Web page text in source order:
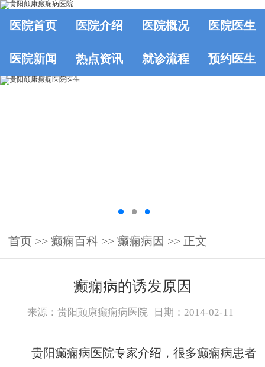
医院首页 医院介绍 医院概况 医院医生
医院新闻 热点资讯 就诊流程 预约医生
首页 >> 癫痫百科 >> 癫痫病因 >> 正文
癫痫病的诱发原因
来源：贵阳颠康癫痫病医院 日期：2014-02-11
贵阳癫痫病医院专家介绍，很多癫痫病患者